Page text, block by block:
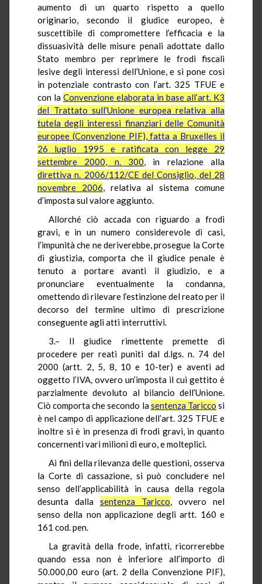
aumento di un quarto rispetto a quello
originario, secondo il giudice europeo, è
suscettibile di compromettere l’efficacia e la
dissuasività delle misure penali adottate dallo
Stato membro per reprimere le frodi fiscali
lesive degli interessi dell’Unione, e si pone così
in potenziale contrasto con l’art. 325 TFUE e
con la Convenzione elaborata in base all’art. K3
del Trattato sull’Unione europea relativa alla
tutela degli interessi finanziari delle Comunità
europee (Convenzione PIF), fatta a Bruxelles il
26 luglio 1995 e ratificata con legge 29
settembre 2000, n. 300, in relazione alla
direttiva n. 2006/112/CE del Consiglio, del 28
novembre 2006, relativa al sistema comune
d’imposta sul valore aggiunto.
Allorché ciò accada con riguardo a frodi
gravi, e in un numero considerevole di casi,
l’impunità che ne deriverebbe, prosegue la Corte
di giustizia, comporta che il giudice penale è
tenuto a portare avanti il giudizio, e a
pronunciare eventualmente la condanna,
omettendo di rilevare l’estinzione del reato per il
decorso del termine ultimo di prescrizione
conseguente agli atti interruttivi.
3.– Il giudice rimettente premette di
procedere per reati puniti dal d.lgs. n. 74 del
2000 (artt. 2, 5, 8, 10 e 10-ter) e aventi ad
oggetto l’IVA, ovvero un’imposta il cui gettito è
parzialmente devoluto al bilancio dell’Unione.
Ciò comporta che secondo lasentenza Taricco si
è nel campo di applicazione dell’art. 325 TFUE e
inoltre si è in presenza di frodi gravi, in quanto
concernenti vari milioni di euro, e molteplici.
Ai fini della rilevanza delle questioni, osserva
la Corte di cassazione, si può concludere nel
senso dell’applicabilità in causa della regola
desunta dalla sentenza Taricco, ovvero nel
senso della non applicazione degli artt. 160 e
161 cod. pen.
La gravità della frode, infatti, ricorrerebbe
quando essa non è inferiore all’importo di
50.000,00 euro (art. 2 della Convenzione PIF),